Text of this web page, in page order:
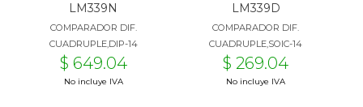
LM339N
COMPARADOR DIF.
CUADRUPLE,DIP-14
$ 649.04
No incluye IVA
LM339D
COMPARADOR DIF.
CUADRUPLE,SOIC-14
$ 269.04
No incluye IVA